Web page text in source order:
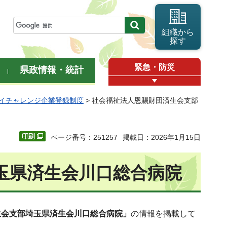
組織から
探す
県政情報・統計 緊急・防災
チャレンジ企業登録制度 > 社会福祉法人恩賜財団済生会支部
ページ番号：251257 掲載日：2026年1月15日
県済生会川口総合病院
支部埼玉県済生会川口総合病院」 の情報を掲載して